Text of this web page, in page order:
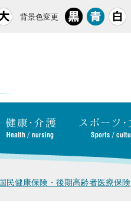
背景色変更
国民健康保険・後期高齢者医療保険